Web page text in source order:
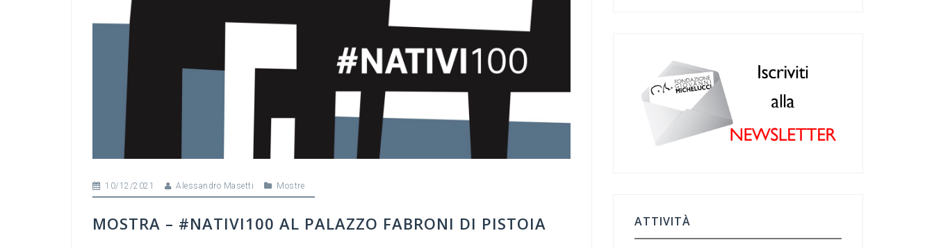
10/12/2021 Alessandro Masetti Mostre
MOSTRA – #NATIVI100 AL PALAZZO FABRONI DI PISTOIA
b
o
o
a
m
n
ATTIVITÀ